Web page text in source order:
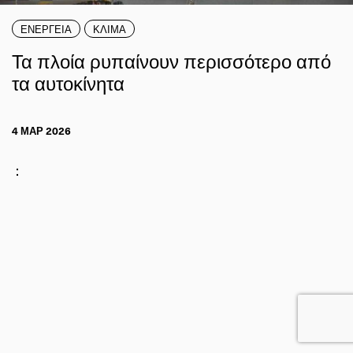
ΕΝΕΡΓΕΙΑ ΚΛΙΜΑ
Τα πλοία ρυπαίνουν περισσότερο από
τα αυτοκίνητα
4 ΜΑΡ 2026
: